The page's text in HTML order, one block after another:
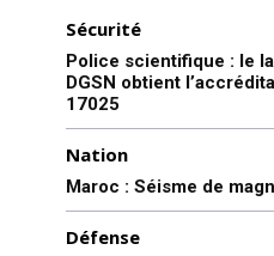
Sécurité
Police scientifique : le
DGSN obtient
17025
Nation
Maroc : Séisme de
Défense